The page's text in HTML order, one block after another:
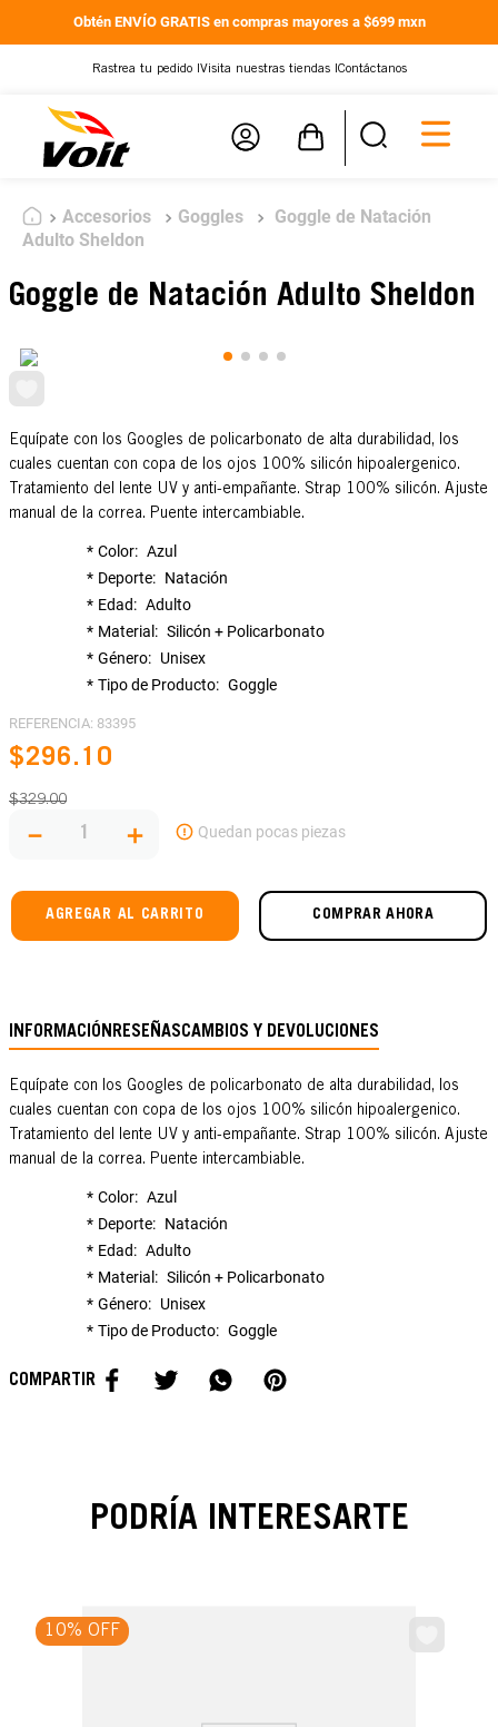
Obtén ENVÍO GRATIS en compras mayores a $699 mxn
Rastrea tu pedido | Visita nuestras tiendas | Contáctanos
Accesorios Goggles
Goggle de Natación
Adulto Sheldon
Goggle de Natación Adulto Sheldon
Equípate con los Googles de policarbonato de alta durabilidad, los
cuales cuentan con copa de los ojos 100% silicón hipoalergenico.
Tratamiento del lente UV y anti-empañante. Strap 100% silicón. Ajuste
manual de la correa. Puente intercambiable.
Color
Azul
Deporte
Natación
Edad
Adulto
Material
Silicón + Policarbonato
Género
Unisex
Tipo de Producto
Goggle
REFERENCIA: 83395
$296. 10
$329.00
＋
－
AGREGAR AL CARRITO COMPRAR AHORA
INFORMACIÓNRESEÑASCAMBIOS Y DEVOLUCIONES
Equípate con los Googles de policarbonato de alta durabilidad, los
cuales cuentan con copa de los ojos 100% silicón hipoalergenico.
Tratamiento del lente UV y anti-empañante. Strap 100% silicón. Ajuste
manual de la correa. Puente intercambiable.
Color
Azul
Deporte
Natación
Edad
Adulto
Material
Silicón + Policarbonato
Género
Unisex
Tipo de Producto
Goggle
PODRÍA INTERESARTE
10% OFF